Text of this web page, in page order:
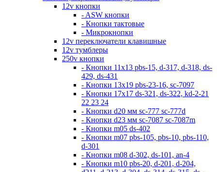
12v кнопки
- ASW кнопки
- Кнопки тактовые
- Микрокнопки
12v переключатели клавишные
12v тумблеры
250v кнопки
- Кнопки 11х13 pbs-15, d-317, d-318, ds-
429, ds-431
- Кнопки 13х19 pbs-23-16, sc-7097
- Кнопки 17х17 ds-321, ds-322, kd-2-21
22 23 24
- Кнопки d20 мм sc-777 sc-777d
- Кнопки d23 мм sc-7087 sc-7087m
- Кнопки m05 ds-402
- Кнопки m07 pbs-105, pbs-10, pbs-110,
d-301
- Кнопки m08 d-302, ds-101, an-4
- Кнопки m10 pbs-20, d-201, d-204,